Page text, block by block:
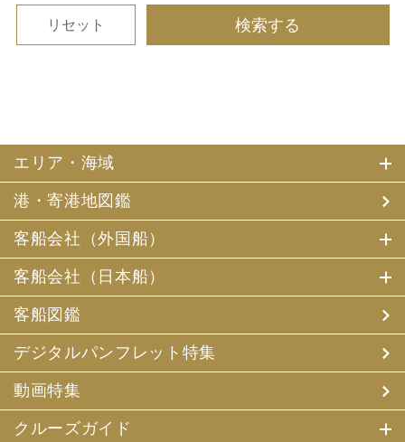
エリア・海域
港・寄港地図鑑
客船会社（外国船）
客船会社（日本船）
客船図鑑
デジタルパンフレット特集
動画特集
クルーズガイド